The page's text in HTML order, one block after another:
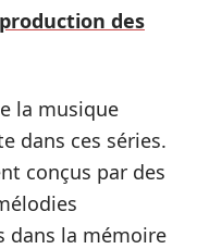
des
la musique
dans ces séries.
conçus par des
dans la mémoire